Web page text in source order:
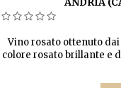
Vino rosato ottenuto
colore rosato brillante e
sentori di frutti di bosco